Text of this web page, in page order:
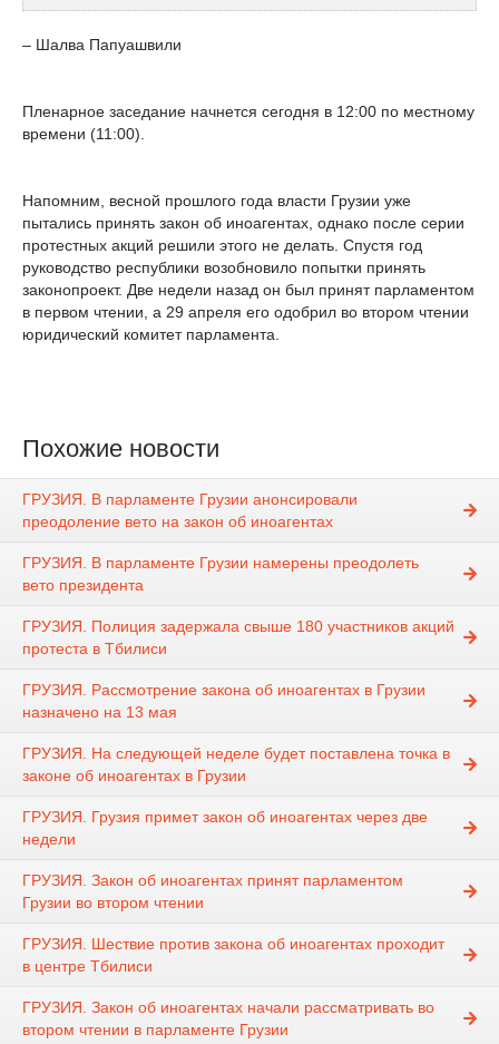
– Шалва Папуашвили
Пленарное заседание начнется сегодня в 12:00 по местному
времени (11:00).
Напомним, весной прошлого года власти Грузии уже
пытались принять закон об иноагентах, однако после серии
протестных акций решили этого не делать. Спустя год
руководство республики возобновило попытки принять
законопроект. Две недели назад он был принят парламентом
в первом чтении, а 29 апреля его одобрил во втором чтении
юридический комитет парламента.
Похожие новости
ГРУЗИЯ. В парламенте Грузии анонсировали
преодоление вето на закон об иноагентах
ГРУЗИЯ. В парламенте Грузии намерены преодолеть
вето президента
ГРУЗИЯ. Полиция задержала свыше 180 участников акций
протеста в Тбилиси
ГРУЗИЯ. Рассмотрение закона об иноагентах в Грузии
назначено на 13 мая
ГРУЗИЯ. На следующей неделе будет поставлена точка в
законе об иноагентах в Грузии
ГРУЗИЯ. Грузия примет закон об иноагентах через две
недели
ГРУЗИЯ. Закон об иноагентах принят парламентом
Грузии во втором чтении
ГРУЗИЯ. Шествие против закона об иноагентах проходит
в центре Тбилиси
ГРУЗИЯ. Закон об иноагентах начали рассматривать во
втором чтении в парламенте Грузии